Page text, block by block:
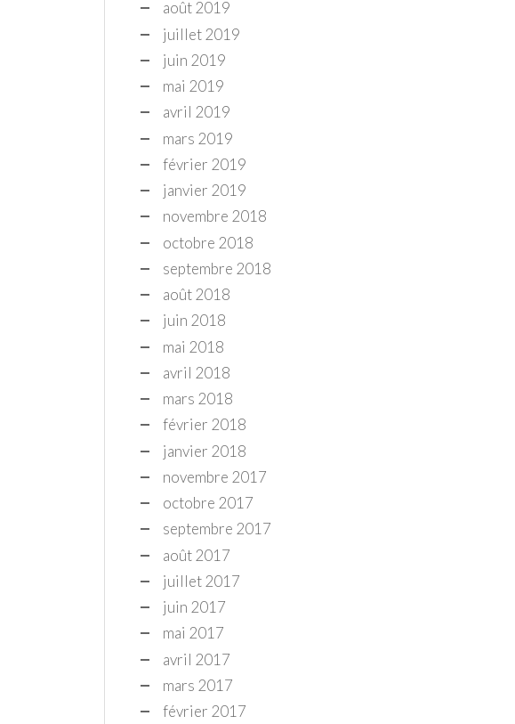
août 2019
juillet 2019
juin 2019
mai 2019
avril 2019
mars 2019
février 2019
janvier 2019
novembre 2018
octobre 2018
septembre 2018
août 2018
juin 2018
mai 2018
avril 2018
mars 2018
février 2018
janvier 2018
novembre 2017
octobre 2017
septembre 2017
août 2017
juillet 2017
juin 2017
mai 2017
avril 2017
mars 2017
février 2017